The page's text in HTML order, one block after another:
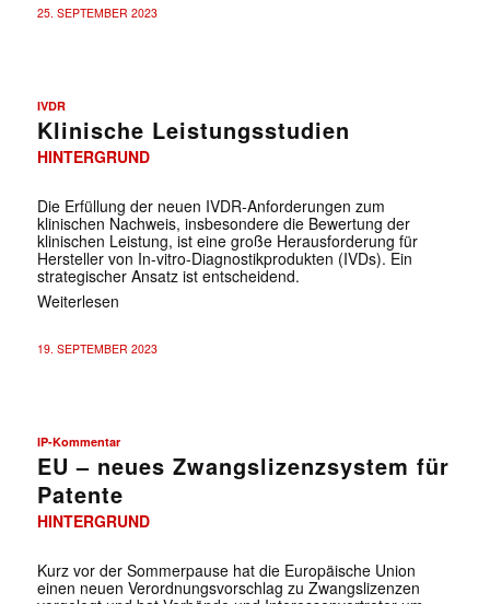
25. SEPTEMBER 2023
IVDR
Klinische Leistungsstudien
HINTERGRUND
Die Erfüllung der neuen IVDR-Anforderungen zum
klinischen Nachweis, insbesondere die Bewertung der
klinischen Leistung, ist eine große Herausforderung für
Hersteller von In-vitro-Diagnostikprodukten (IVDs). Ein
strategischer Ansatz ist entscheidend.
Weiterlesen
19. SEPTEMBER 2023
IP-Kommentar
EU – neues Zwangslizenzsystem für
Patente
HINTERGRUND
Kurz vor der Sommerpause hat die Europäische Union
einen neuen Verordnungsvorschlag zu Zwangslizenzen